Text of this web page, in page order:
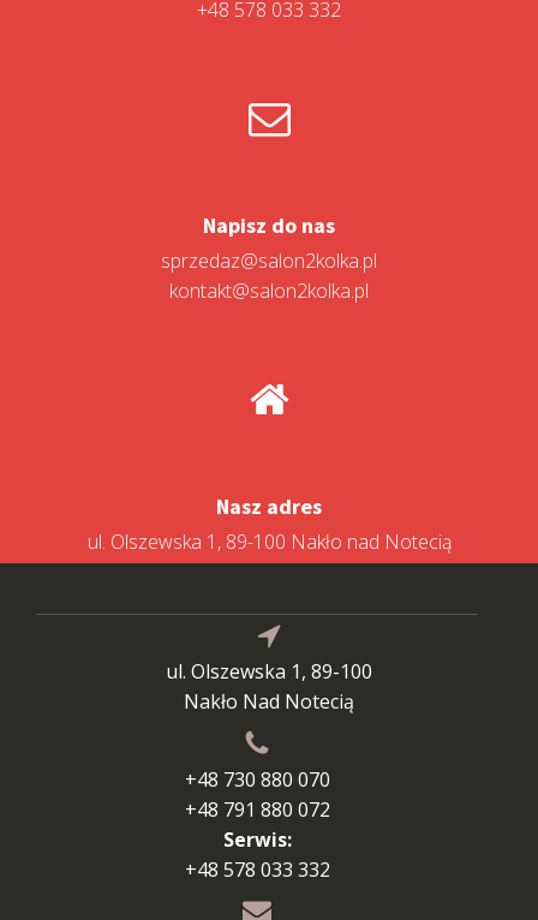
+48 578 033 332
Napisz do nas
sprzedaz@salon2kolka.pl
kontakt@salon2kolka.pl
Nasz adres
ul. Olszewska 1, 89-100 Nakło nad Notecią
ul. Olszewska 1, 89-100
Nakło Nad Notecią
+48 730 880 070
+48 791 880 072
Serwis:
+48 578 033 332